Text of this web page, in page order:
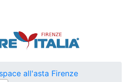
all'asta Firenze